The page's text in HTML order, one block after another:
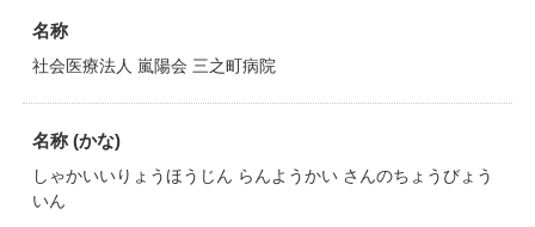
名称
社会医療法人 嵐陽会 三之町病院
名称 (かな)
しゃかいいりょうほうじん らんようかい さんのちょうびょう
いん